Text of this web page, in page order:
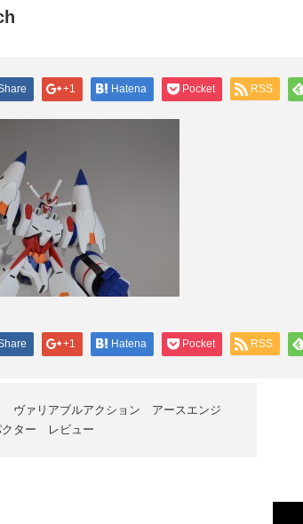
+1 Hatena Pocket RSS
+1 Hatena Pocket RSS
ヴァリアブルアクション アースエンジ
クター レビュー